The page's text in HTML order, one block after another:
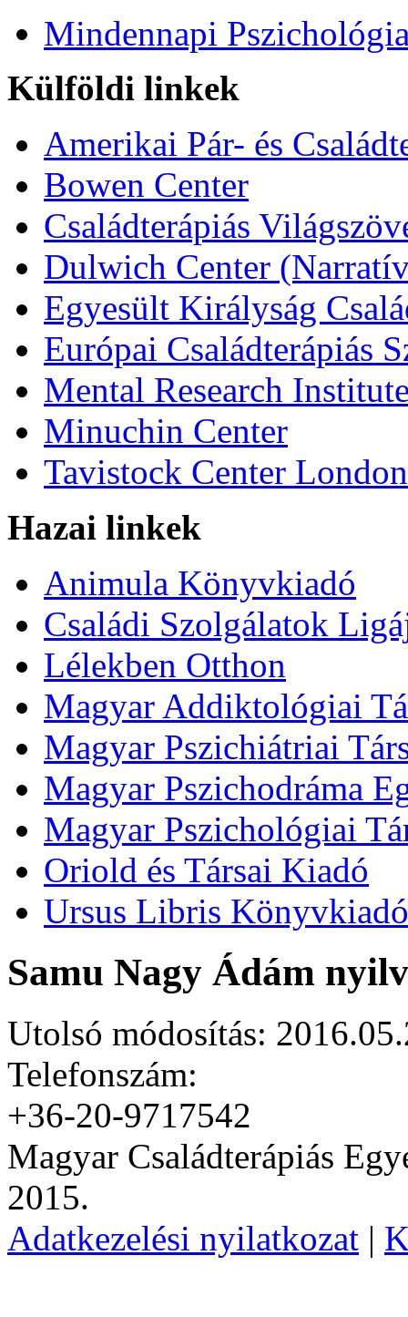
Mindennapi
Külföldi linkek
Amerikai Pár- és
Bowen Center
Családterápiás
Dulwich Center
Egyesült Királyság
Európai Családterápiás
Mental Research
Minuchin Center
Tavistock Center London
Hazai linkek
Animula Könyvkiadó
Családi Szolgálatok
Lélekben Otthon
Magyar Addiktológiai
Magyar Pszichiátriai
Magyar Pszichodráma
Magyar Pszichológiai
Oriold és Társai Kiadó
Ursus Libris Könyvkiadó
Samu Nagy Ádám
Utolsó módosítás:
Telefonszám:
+36-20-9717542
Magyar Családterápiás
2015.
Adatkezelési nyilatkozat |